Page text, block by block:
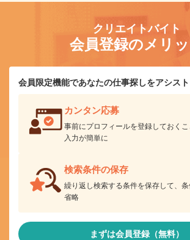
クリエイトバイト
会員登録のメリッ
会員限定機能であなたの仕事探しをアシスト
カンタン応募
事前にプロフィールを登録しておく
入力が簡単に
検索条件の保存
繰り返し検索する条件を保存して、
省略
まずは会員登録（無料）